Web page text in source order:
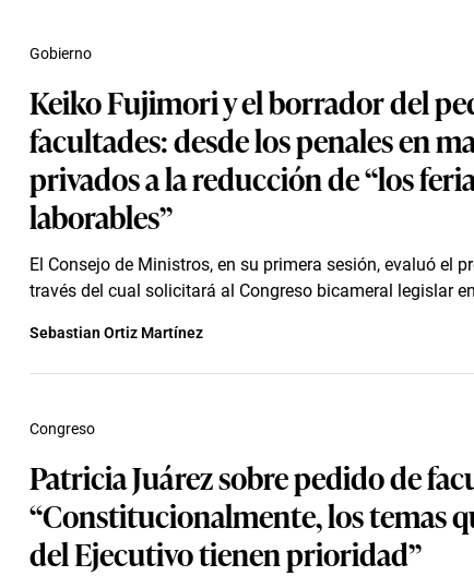
Keiko Fujimori y el borrador del
facultades: desde los penales en
privados a la reducción de “los
laborables”
El Consejo de Ministros, en su primera sesión, evaluó el
través del cual solicitará al Congreso bicameral legislar
Gobierno
Sebastian Ortiz Martínez
Patricia Juárez sobre pedido de
“Constitucionalmente, los temas
del Ejecutivo tienen prioridad”
Congreso